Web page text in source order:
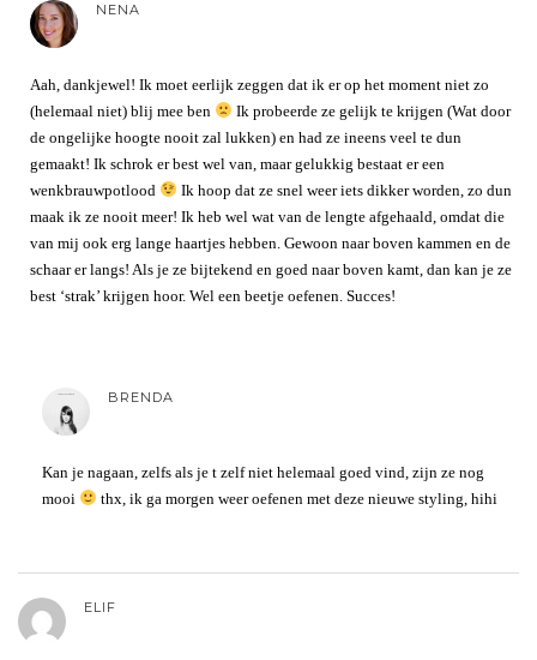
NENA
Aah, dankjewel! Ik moet eerlijk zeggen dat ik er op het moment niet zo
(helemaal niet) blij mee ben
Ik probeerde ze gelijk te krijgen (Wat door
de ongelijke hoogte nooit zal lukken) en had ze ineens veel te dun
gemaakt! Ik schrok er best wel van, maar gelukkig bestaat er een
wenkbrauwpotlood
Ik hoop dat ze snel weer iets dikker worden, zo dun
maak ik ze nooit meer! Ik heb wel wat van de lengte afgehaald, omdat die
van mij ook erg lange haartjes hebben. Gewoon naar boven kammen en de
schaar er langs! Als je ze bijtekend en goed naar boven kamt, dan kan je ze
best ‘strak’ krijgen hoor. Wel een beetje oefenen. Succes!
BRENDA
Kan je nagaan, zelfs als je t zelf niet helemaal goed vind, zijn ze nog
mooi
thx, ik ga morgen weer oefenen met deze nieuwe styling, hihi
ELIF